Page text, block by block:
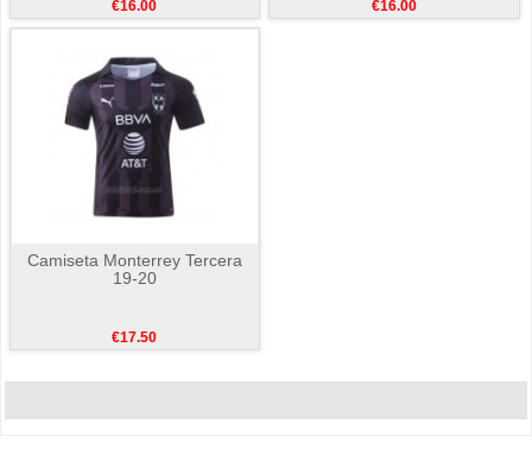
€16.00 €16.00
Camiseta Monterrey Tercera
19-20
€17.50